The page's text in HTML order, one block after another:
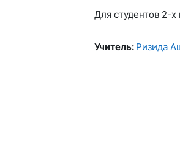
Для студентов 2-х
Учитель: Ризида